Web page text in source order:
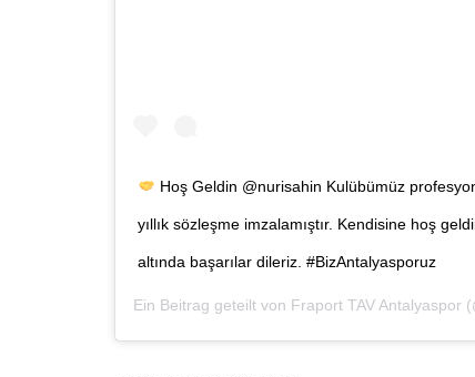
Hoş Geldin @nurisahin Kulübümüz
yıllık sözleşme imzalamıştır. Kendisine hoş
altında başarılar dileriz. #BizAntalyasporuz
Ein Beitrag geteilt von Fraport TAV Antalyaspor